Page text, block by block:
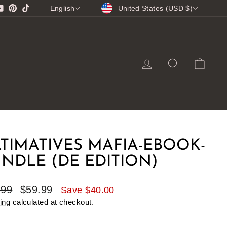
YouTubePinterest
TikTokLANGUAGE
English CURRENCY
United States (USD $)
LOG INSEARCH
MAFIA-EBOOK-
(DE EDITION)
Sale
price
$59.99 Save $40.00
calculated at checkout.